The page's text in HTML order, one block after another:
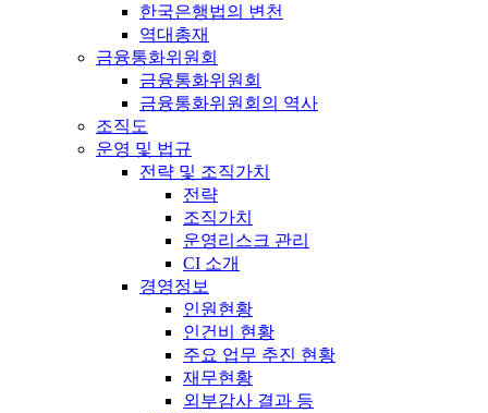
한국은행법의 변천
역대총재
금융통화위원회
금융통화위원회
금융통화위원회의 역사
조직도
운영 및 법규
전략 및 조직가치
전략
조직가치
운영리스크 관리
CI 소개
경영정보
인원현황
인건비 현황
주요 업무 추진 현황
재무현황
외부감사 결과 등